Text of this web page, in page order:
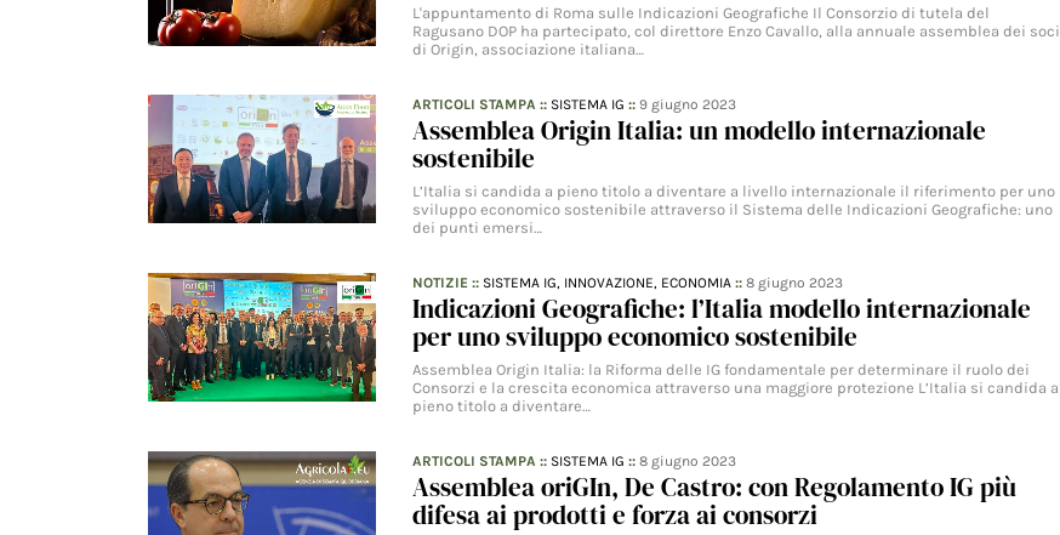
L'appuntamento di Roma sulle Indicazioni Geografiche Il Consorzio di tutela del
Ragusano DOP ha partecipato, col direttore Enzo Cavallo, alla annuale assemblea dei soci
di Origin, associazione italiana…
ARTICOLI STAMPA :: SISTEMA IG ::9 giugno 2023
Assemblea Origin Italia: un modello internazionale
sostenibile
L’Italia si candida a pieno titolo a diventare a livello internazionale il riferimento per uno
sviluppo economico sostenibile attraverso il Sistema delle Indicazioni Geografiche: uno
dei punti emersi…
NOTIZIE :: SISTEMA IG, INNOVAZIONE, ECONOMIA ::8 giugno 2023
Indicazioni Geografiche: l’Italia modello internazionale
per uno sviluppo economico sostenibile
Assemblea Origin Italia: la Riforma delle IG fondamentale per determinare il ruolo dei
Consorzi e la crescita economica attraverso una maggiore protezione L’Italia si candida a
pieno titolo a diventare…
ARTICOLI STAMPA :: SISTEMA IG ::8 giugno 2023
Assemblea oriGIn, De Castro: con Regolamento IG più
difesa ai prodotti e forza ai consorzi